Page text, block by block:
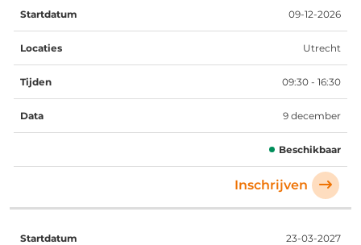
09-12-2026
Utrecht
09:30 - 16:30
9 december
Beschikbaar
Inschrijven
23-03-2027